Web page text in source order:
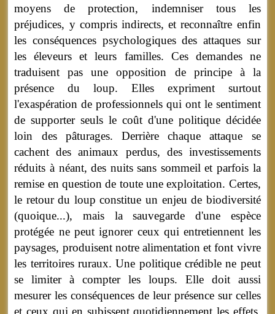
moyens de protection, indemniser tous les
préjudices, y compris indirects, et reconnaître enfin
les conséquences psychologiques des attaques sur
les éleveurs et leurs familles. Ces demandes ne
traduisent pas une opposition de principe à la
présence du loup. Elles expriment surtout
l'exaspération de professionnels qui ont le sentiment
de supporter seuls le coût d'une politique décidée
loin des pâturages. Derrière chaque attaque se
cachent des animaux perdus, des investissements
réduits à néant, des nuits sans sommeil et parfois la
remise en question de toute une exploitation. Certes,
le retour du loup constitue un enjeu de biodiversité
(quoique...), mais la sauvegarde d'une espèce
protégée ne peut ignorer ceux qui entretiennent les
paysages, produisent notre alimentation et font vivre
les territoires ruraux. Une politique crédible ne peut
se limiter à compter les loups. Elle doit aussi
mesurer les conséquences de leur présence sur celles